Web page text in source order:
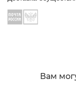
Вам